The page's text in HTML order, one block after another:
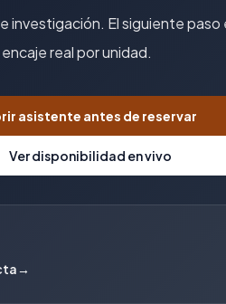
investigación. El siguiente paso
real por unidad.
asistente antes de reservar
Ver disponibilidad en vivo
→